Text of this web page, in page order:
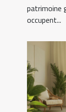
patrimoine
occupent...